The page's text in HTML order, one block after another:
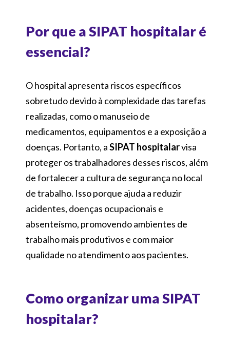
Por que a SIPAT hospitalar é
essencial?
O hospital apresenta riscos específicos
sobretudo devido à complexidade das tarefas
realizadas, como o manuseio de
medicamentos, equipamentos e a exposição a
doenças. Portanto, aSIPAT hospitalarvisa
proteger os trabalhadores desses riscos, além
de fortalecer a cultura de segurança no local
de trabalho. Isso porque ajuda a reduzir
acidentes, doenças ocupacionais e
absenteísmo, promovendo ambientes de
trabalho mais produtivos e com maior
qualidade no atendimento aos pacientes.
Como organizar uma SIPAT
hospitalar?